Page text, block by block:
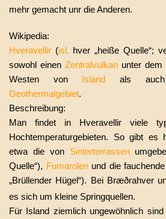
mehr gemacht unr die Anderen.
Wikipedia:
Hveravellir (isl. hver „heiße Quelle“;
sowohl einen Zentralvulkan unter dem
Westen von Island
als
Geothermalgebiet.
Beschreibung:
Man findet in Hveravellir viele
Hochtemperaturgebieten. So gibt es
etwa die von Sinterterrassen
Quelle“), Fumarolen und die fauchende
„Brüllender Hügel“). Bei Bræðrahver
es sich um kleine Springquellen.
Für Island ziemlich ungewöhnlich sind